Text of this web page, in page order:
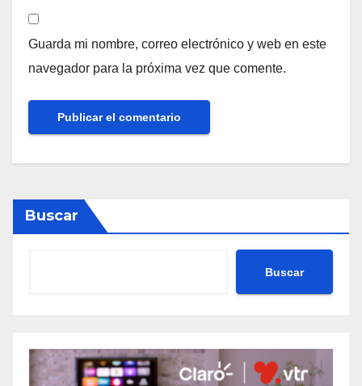
Guarda mi nombre, correo electrónico y web en este
navegador para la próxima vez que comente.
Buscar
Buscar